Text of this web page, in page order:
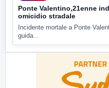
Ponte Valentino,21enne
omicidio stradale
Incidente mortale a Ponte
guida...